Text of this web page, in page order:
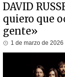
DAVID
quiero que
gente»
1 de marzo de 2026